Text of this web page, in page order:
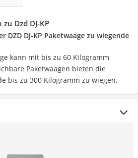
Dzd DJ-KP
DZD DJ-KP Paketwaage zu wiegende
kann mit bis zu 60 Kilogramm
Paketwaagen bieten die
bis zu 300 Kilogramm zu wiegen.